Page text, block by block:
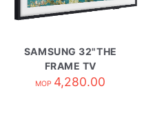
SAMSUNG 32"THE
FRAME TV
QA32LS03CBJXZK
MOP 4,280.00